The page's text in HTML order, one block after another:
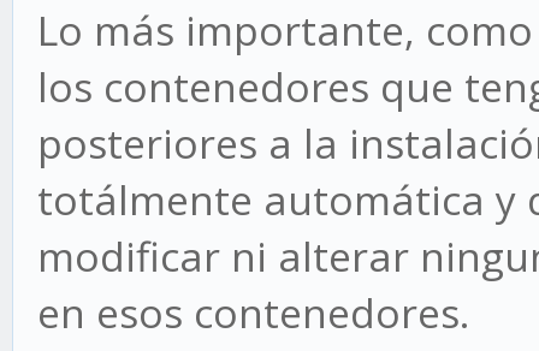
Lo más importante,
los contenedores que
posteriores a la
totálmente automática y
modificar ni alterar
en esos contenedores.